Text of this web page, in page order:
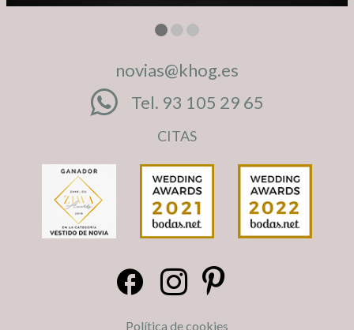
novias@khog.es
Tel. 93 105 29 65
CITAS
Política de cookies